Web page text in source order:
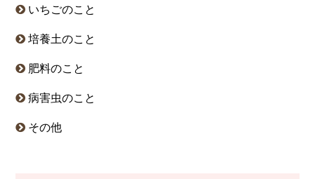
いちごのこと
培養土のこと
肥料のこと
病害虫のこと
その他